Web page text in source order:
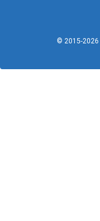
© 2015-2026